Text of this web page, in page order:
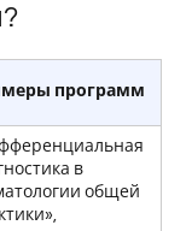
программ
в
общей